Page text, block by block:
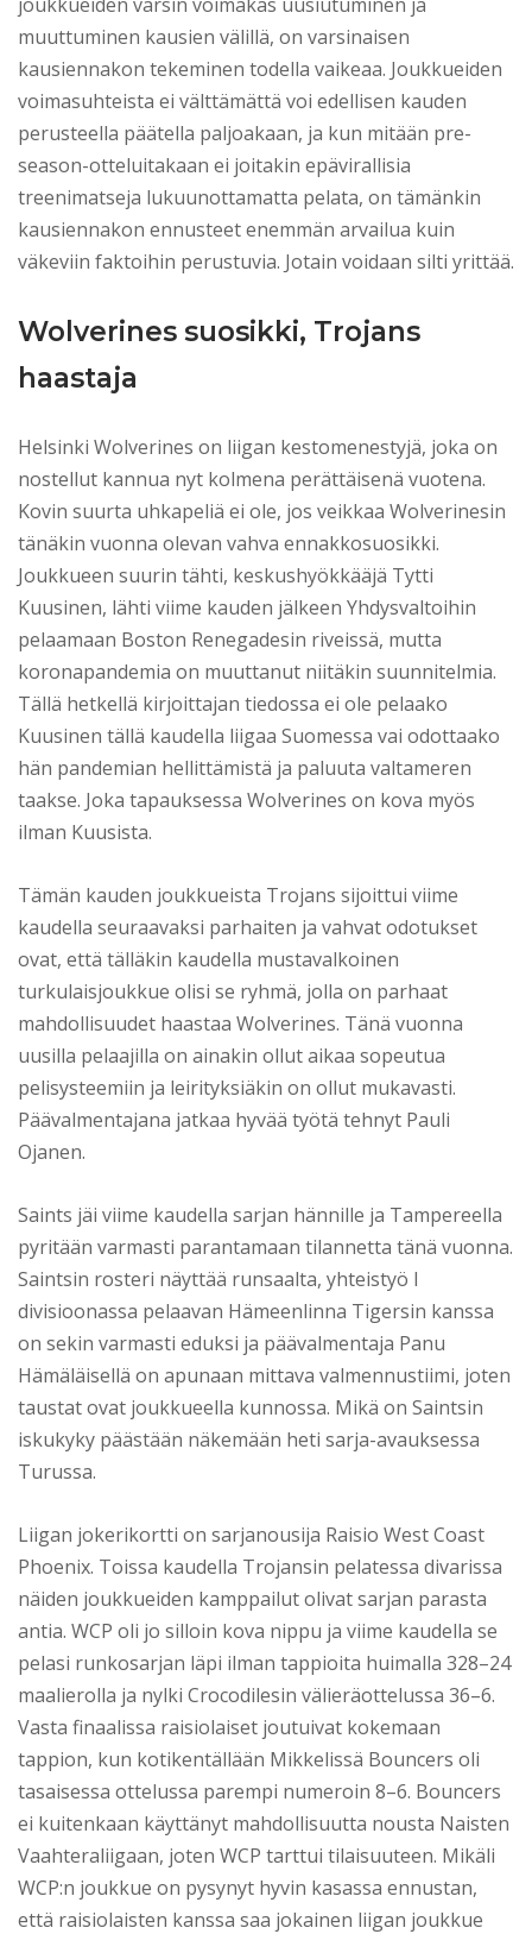
muuttuminen kausien välillä, on varsinaisen
kausiennakon tekeminen todella vaikeaa. Joukkueiden
voimasuhteista ei välttämättä voi edellisen kauden
perusteella päätella paljoakaan, ja kun mitään pre-
season-otteluitakaan ei joitakin epävirallisia
treenimatseja lukuunottamatta pelata, on tämänkin
kausiennakon ennusteet enemmän arvailua kuin
väkeviin faktoihin perustuvia. Jotain voidaan silti yrittää.
Wolverines suosikki, Trojans
haastaja
Helsinki Wolverines on liigan kestomenestyjä, joka on
nostellut kannua nyt kolmena perättäisenä vuotena.
Kovin suurta uhkapeliä ei ole, jos veikkaa Wolverinesin
tänäkin vuonna olevan vahva ennakkosuosikki.
Joukkueen suurin tähti, keskushyökkääjä Tytti
Kuusinen, lähti viime kauden jälkeen Yhdysvaltoihin
pelaamaan Boston Renegadesin riveissä, mutta
koronapandemia on muuttanut niitäkin suunnitelmia.
Tällä hetkellä kirjoittajan tiedossa ei ole pelaako
Kuusinen tällä kaudella liigaa Suomessa vai odottaako
hän pandemian hellittämistä ja paluuta valtameren
taakse. Joka tapauksessa Wolverines on kova myös
ilman Kuusista.
Tämän kauden joukkueista Trojans sijoittui viime
kaudella seuraavaksi parhaiten ja vahvat odotukset
ovat, että tälläkin kaudella mustavalkoinen
turkulaisjoukkue olisi se ryhmä, jolla on parhaat
mahdollisuudet haastaa Wolverines. Tänä vuonna
uusilla pelaajilla on ainakin ollut aikaa sopeutua
pelisysteemiin ja leirityksiäkin on ollut mukavasti.
Päävalmentajana jatkaa hyvää työtä tehnyt Pauli
Ojanen.
Saints jäi viime kaudella sarjan hännille ja Tampereella
pyritään varmasti parantamaan tilannetta tänä vuonna.
Saintsin rosteri näyttää runsaalta, yhteistyö I
divisioonassa pelaavan Hämeenlinna Tigersin kanssa
on sekin varmasti eduksi ja päävalmentaja Panu
Hämäläisellä on apunaan mittava valmennustiimi, joten
taustat ovat joukkueella kunnossa. Mikä on Saintsin
iskukyky päästään näkemään heti sarja-avauksessa
Turussa.
Liigan jokerikortti on sarjanousija Raisio West Coast
Phoenix. Toissa kaudella Trojansin pelatessa divarissa
näiden joukkueiden kamppailut olivat sarjan parasta
antia. WCP oli jo silloin kova nippu ja viime kaudella se
pelasi runkosarjan läpi ilman tappioita huimalla 328–24
maalierolla ja nylki Crocodilesin välieräottelussa 36–6.
Vasta finaalissa raisiolaiset joutuivat kokemaan
tappion, kun kotikentällään Mikkelissä Bouncers oli
tasaisessa ottelussa parempi numeroin 8–6. Bouncers
ei kuitenkaan käyttänyt mahdollisuutta nousta Naisten
Vaahteraliigaan, joten WCP tarttui tilaisuuteen. Mikäli
WCP:n joukkue on pysynyt hyvin kasassa ennustan,
että raisiolaisten kanssa saa jokainen liigan joukkue